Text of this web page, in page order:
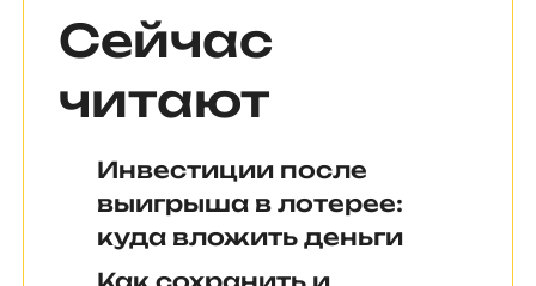
Сейчас
читают
Инвестиции после
выигрыша в лотерее:
куда вложить деньги